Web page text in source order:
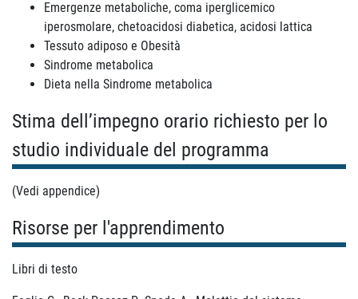
Emergenze metaboliche, coma iperglicemico
iperosmolare, chetoacidosi diabetica, acidosi lattica
Tessuto adiposo e Obesità
Sindrome metabolica
Dieta nella Sindrome metabolica
Stima dell’impegno orario richiesto per lo
studio individuale del programma
(Vedi appendice)
Risorse per l'apprendimento
Libri di testo